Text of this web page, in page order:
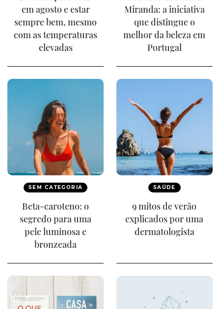
em agosto e estar
sempre bem, mesmo
com as temperaturas
elevadas
Miranda: a iniciativa
que distingue o
melhor da beleza em
Portugal
SEM CATEGORIA
Beta-caroteno: o
segredo para uma
pele luminosa e
bronzeada
SAÚDE
9 mitos de verão
explicados por uma
dermatologista